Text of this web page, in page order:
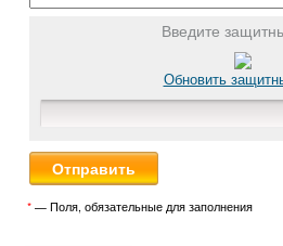
Введите
Обновить
* — Поля, обязательные для заполнения